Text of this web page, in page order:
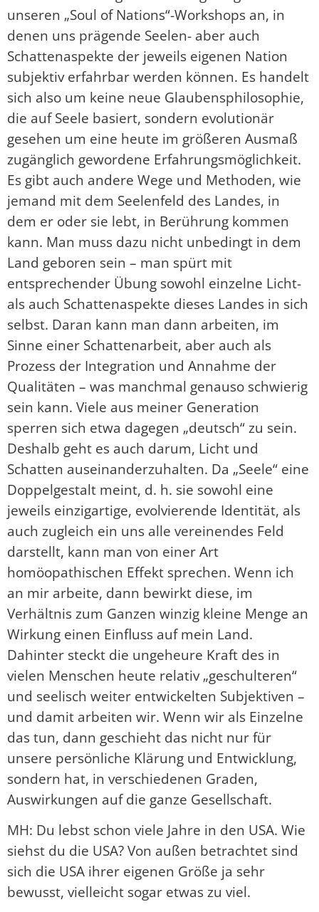
unseren „Soul of Nations“-Workshops an, in
denen uns prägende Seelen- aber auch
Schattenaspekte der jeweils eigenen Nation
subjektiv erfahrbar werden können. Es handelt
sich also um keine neue Glaubensphilosophie,
die auf Seele basiert, sondern evolutionär
gesehen um eine heute im größeren Ausmaß
zugänglich gewordene Erfahrungsmöglichkeit.
Es gibt auch andere Wege und Methoden, wie
jemand mit dem Seelenfeld des Landes, in
dem er oder sie lebt, in Berührung kommen
kann. Man muss dazu nicht unbedingt in dem
Land geboren sein – man spürt mit
entsprechender Übung sowohl einzelne Licht-
als auch Schattenaspekte dieses Landes in sich
selbst. Daran kann man dann arbeiten, im
Sinne einer Schattenarbeit, aber auch als
Prozess der Integration und Annahme der
Qualitäten – was manchmal genauso schwierig
sein kann. Viele aus meiner Generation
sperren sich etwa dagegen „deutsch“ zu sein.
Deshalb geht es auch darum, Licht und
Schatten auseinanderzuhalten. Da „Seele“ eine
Doppelgestalt meint, d. h. sie sowohl eine
jeweils einzigartige, evolvierende Identität, als
auch zugleich ein uns alle vereinendes Feld
darstellt, kann man von einer Art
homöopathischen Effekt sprechen. Wenn ich
an mir arbeite, dann bewirkt diese, im
Verhältnis zum Ganzen winzig kleine Menge an
Wirkung einen Einfluss auf mein Land.
Dahinter steckt die ungeheure Kraft des in
vielen Menschen heute relativ „geschulteren“
und seelisch weiter entwickelten Subjektiven –
und damit arbeiten wir. Wenn wir als Einzelne
das tun, dann geschieht das nicht nur für
unsere persönliche Klärung und Entwicklung,
sondern hat, in verschiedenen Graden,
Auswirkungen auf die ganze Gesellschaft.
MH: Du lebst schon viele Jahre in den USA. Wie
siehst du die USA? Von außen betrachtet sind
sich die USA ihrer eigenen Größe ja sehr
bewusst, vielleicht sogar etwas zu viel.